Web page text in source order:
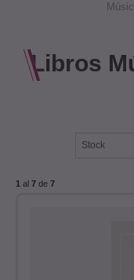
Libros
1 al 7 de 7